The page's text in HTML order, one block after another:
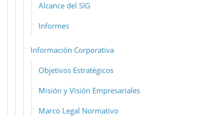
Alcance del SIG
Informes
Información Corporativa
Objetivos Estratégicos
Misión y Visión Empresariales
Marco Legal Normativo